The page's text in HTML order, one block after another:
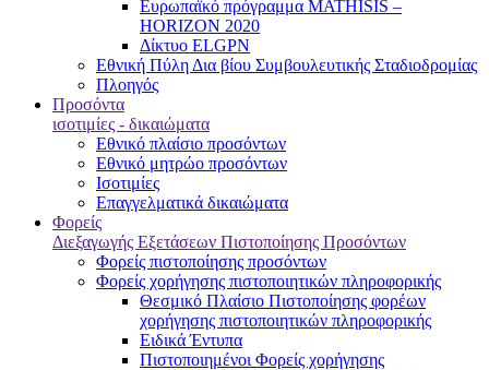
Ευρωπαϊκό πρόγραμμα MATHISIS –
HORIZON 2020
Δίκτυο ELGPN
Εθνική Πύλη Δια βίου Συμβουλευτικής Σταδιοδρομίας
Πλοηγός
Προσόντα
ισοτιμίες - δικαιώματα
Εθνικό πλαίσιο προσόντων
Εθνικό μητρώο προσόντων
Ισοτιμίες
Επαγγελματικά δικαιώματα
Φορείς
Διεξαγωγής Εξετάσεων Πιστοποίησης Προσόντων
Φορείς πιστοποίησης προσόντων
Φορείς χορήγησης πιστοποιητικών πληροφορικής
Θεσμικό Πλαίσιο Πιστοποίησης φορέων
χορήγησης πιστοποιητικών πληροφορικής
Ειδικά Έντυπα
Πιστοποιημένοι Φορείς χορήγησης